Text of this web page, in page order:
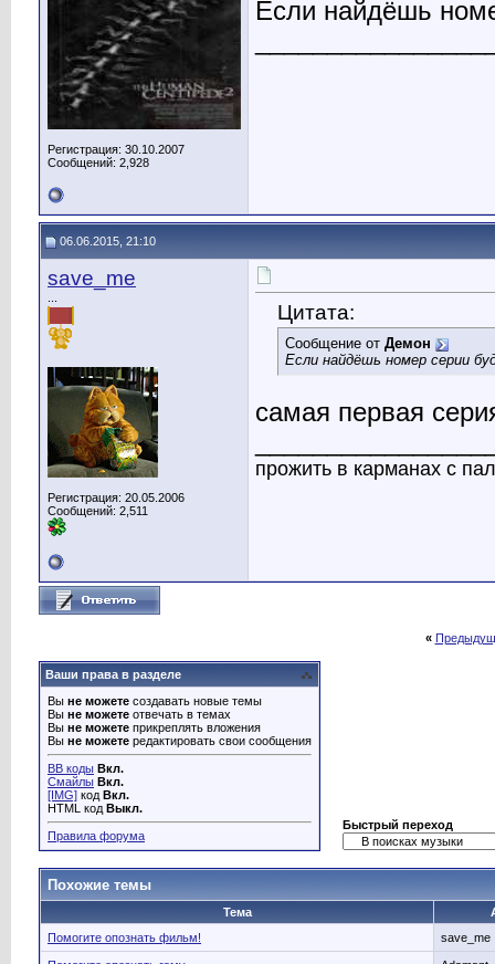
Регистрация: 30.10.2007
Сообщений: 2,928
Если найдёшь
06.06.2015, 21:10
save_me
Регистрация: 20.05.2006
Сообщений: 2,511
Цитата:
Сообщение от Демон
Если найдёшь номер серии
самая первая
прожить в карманах с
«
Ваши права в разделе
Вы не можете создавать новые темы
Вы не можете отвечать в темах
Вы не можете прикреплять вложения
Вы не можете редактировать свои сообщения
BB коды Вкл.
Смайлы Вкл.
[IMG] код Вкл.
HTML код Выкл.
Правила форума
Быстрый переход
Похожие темы
Тема
Помогите опознать фильм!
save_me